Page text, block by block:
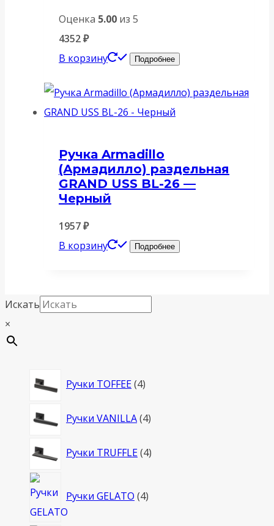
Оценка 5.00 из 5
4352₽
В корзину
Подробнее
Ручка Armadillo
(Армадилло) раздельная
GRAND USS BL-26 —
Черный
1957₽
В корзину
Подробнее
Искать
×
Ручки TOFFEE 44
Ручки VANILLA 44
Ручки TRUFFLE 44
Ручки GELATO 4товара